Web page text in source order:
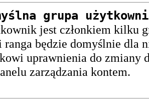
grupa
jest członkiem kilku
będzie domyślnie dla
uprawnienia do zmiany
zarządzania kontem.